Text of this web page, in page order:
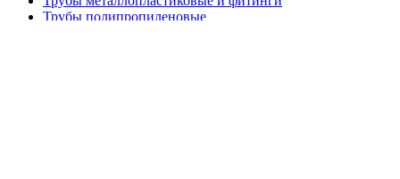
Трубы полипропиленовые